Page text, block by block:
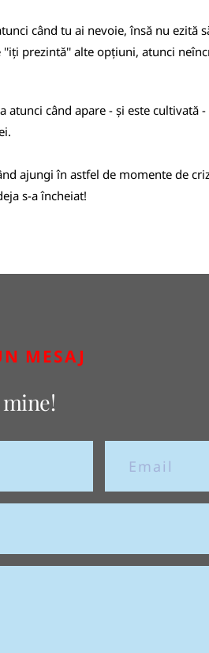
când tu ai nevoie, însă nu ezită
prezintă'' alte opțiuni, atunci
atunci când apare - și este cultivată
ajungi în astfel de momente de
s-a încheiat!
MESAJ